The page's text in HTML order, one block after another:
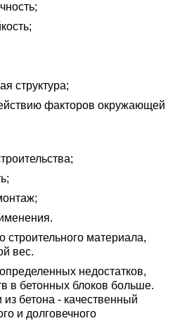
структура;
факторов окружающей
строительного материала,
вес.
недостатков,
в бетонных блоков больше.
бетона - качественный
и долговечного